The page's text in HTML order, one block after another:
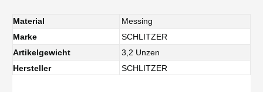
Material
Messing
Marke
SCHLITZER
Artikelgewicht
3,2 Unzen
Hersteller
SCHLITZER